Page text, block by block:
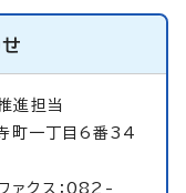
進担当
町一丁目6番34
クス：082-